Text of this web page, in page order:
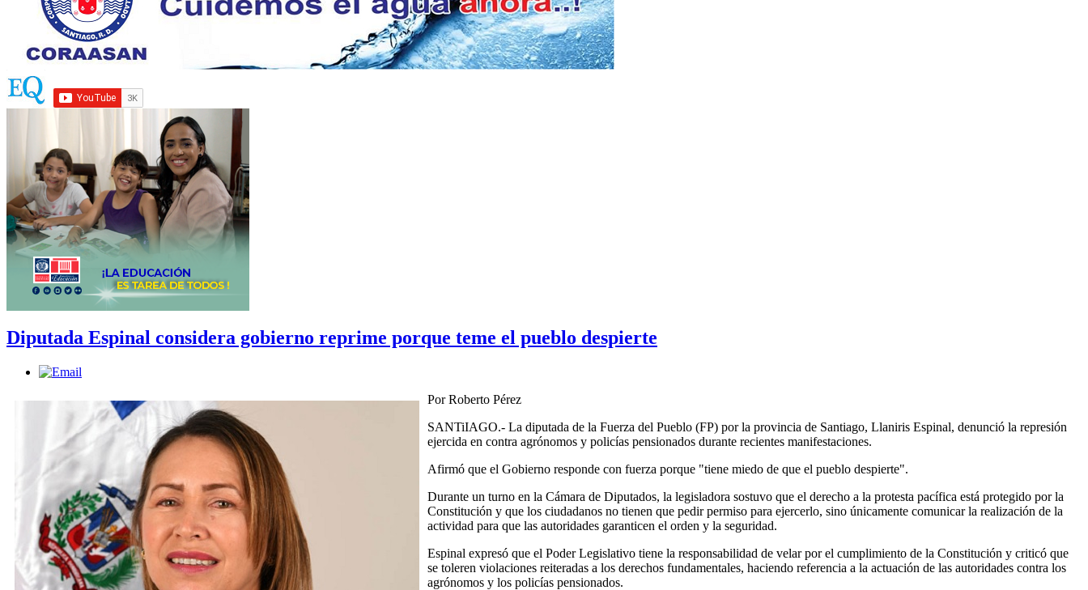
Diputada Espinal considera gobierno reprime porque teme el pueblo despierte
Por Roberto Pérez
SANTiIAGO.- La diputada de la Fuerza del Pueblo (FP) por la provincia de Santiago, Llaniris Espinal, denunció la represión
ejercida en contra agrónomos y policías pensionados durante recientes manifestaciones.
Afirmó que el Gobierno responde con fuerza porque "tiene miedo de que el pueblo despierte".
Durante un turno en la Cámara de Diputados, la legisladora sostuvo que el derecho a la protesta pacífica está protegido por la
Constitución y que los ciudadanos no tienen que pedir permiso para ejercerlo, sino únicamente comunicar la realización de la
actividad para que las autoridades garanticen el orden y la seguridad.
Espinal expresó que el Poder Legislativo tiene la responsabilidad de velar por el cumplimiento de la Constitución y criticó que
se toleren violaciones reiteradas a los derechos fundamentales, haciendo referencia a la actuación de las autoridades contra los
agrónomos y los policías pensionados.